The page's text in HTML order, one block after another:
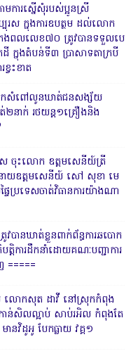
ការស្នើសុំរបស់ប្អូនស្រី
បុរស ក្នុងការឧបត្ថម ដល់លោក
ពលលេខ៧០ ត្រូវបានទទួលបេ
ក្នុងតំបន់ទី៣ ប្រាសាទតាក្របី
វះខាត
កសំពៅលូនឃាត់ជនសង្ស័យ
២នាក់ រថយន្ត១គ្រឿងនិង
ស ចុះលោក ឧត្តមសេនីយ៍ត្រី
ាយឧត្តមសេនីយ៍ សៅ សុខា មេ
ទៃប្រទេសចាត់វិធានការយ៉ាងណា
ានឃាត់ខ្លួនពាក់ព័ន្ធការឆបោក
បត្តិការដឹកនាំដោយគណៈបញ្ជាការ
‎=====
ល លោកសុត ដាវី នៅស្រុកកំពុង
កាន់សិលល្អាប់ សាប់រអិល កំពុងតែ
ានវិដូអូ បែកធ្លាយ វគ្គ១